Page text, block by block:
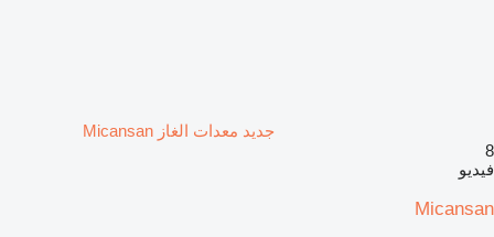
جديد معدات الغاز Micansan
8
فيديو
Micansan